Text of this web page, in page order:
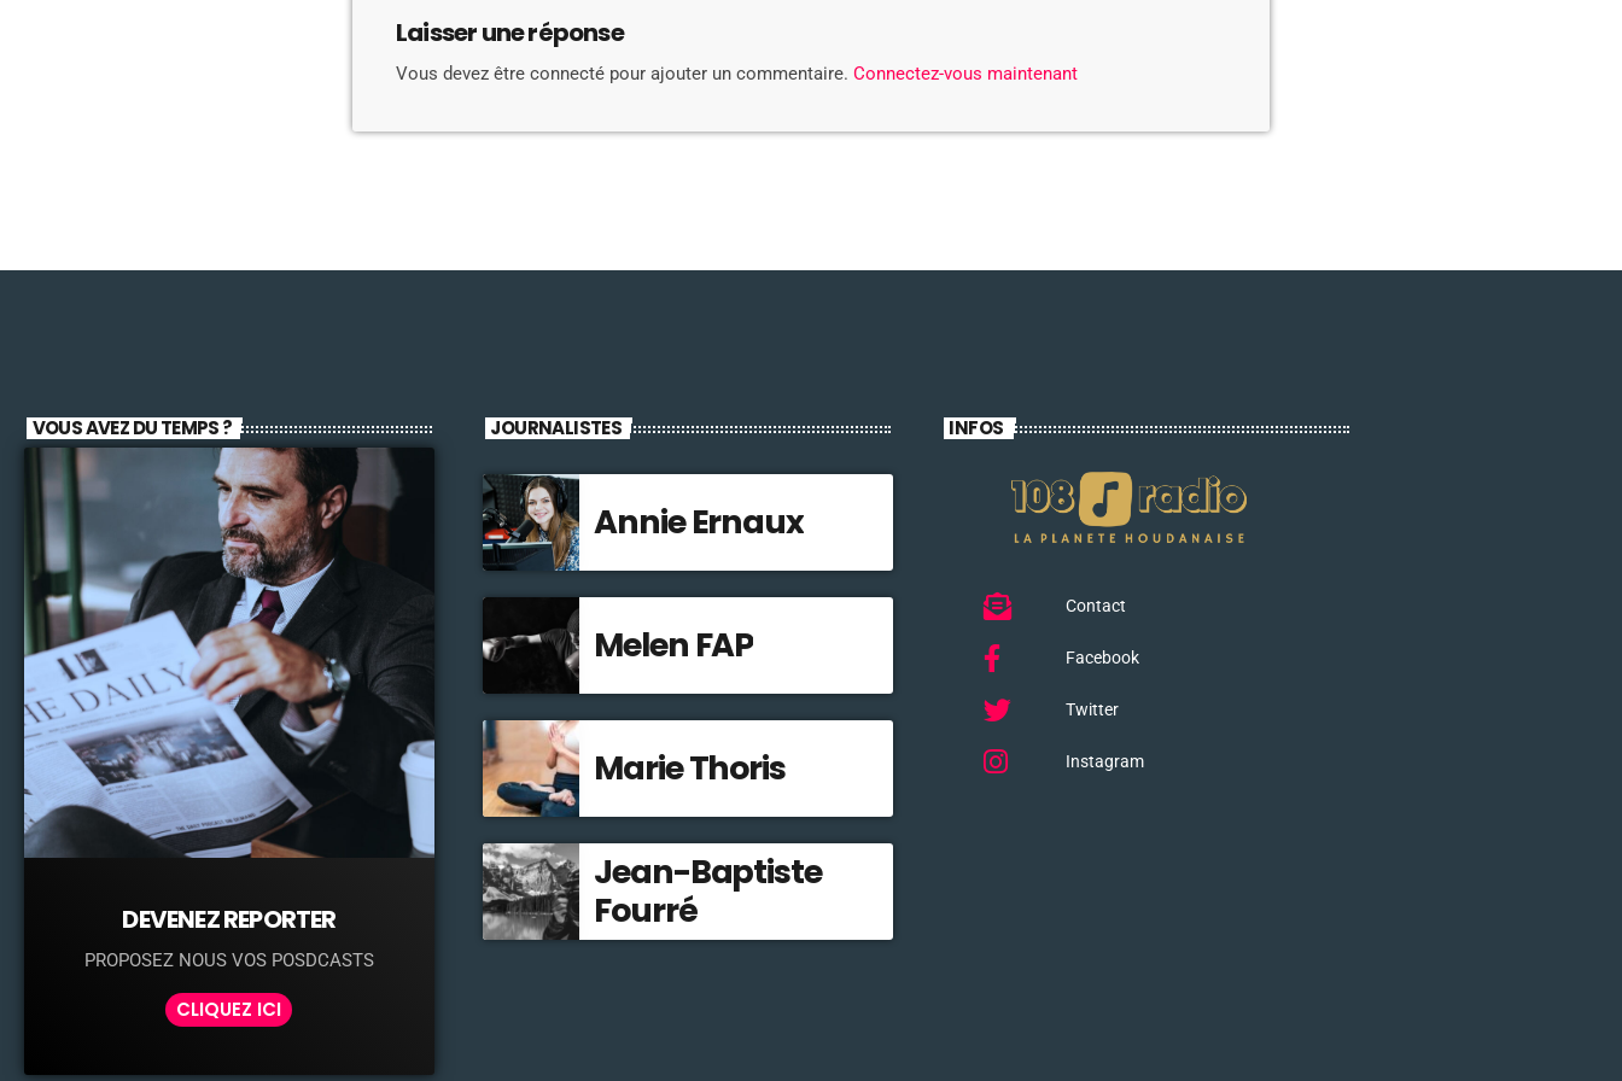
Laisser une réponse
Vous devez être connecté pour ajouter un commentaire. Connectez-vous maintenant
VOUS AVEZ DU TEMPS ?
DEVENEZ REPORTER
PROPOSEZ NOUS VOS POSDCASTS
CLIQUEZ ICI
JOURNALISTES
Annie Ernaux
Melen FAP
Marie Thoris
Jean-Baptiste
Fourré
INFOS
Contact
Facebook
Twitter
Instagram